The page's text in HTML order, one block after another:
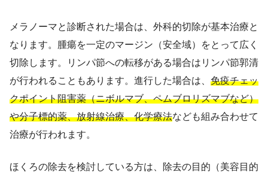
メラノーマと診断された場合は、外科的切除が基本治療と
なります。腫瘍を一定のマージン（安全域）をとって広く
切除します。リンパ節への転移がある場合はリンパ節郭清
が行われることもあります。進行した場合は、 免疫チェッ
クポイント阻害薬（ニボルマブ、ペムブロリズマブなど）
や分子標的薬、放射線治療、化学療法なども組み合わせて
治療が行われます。
ほくろの除去を検討している方は、除去の目的（美容目的